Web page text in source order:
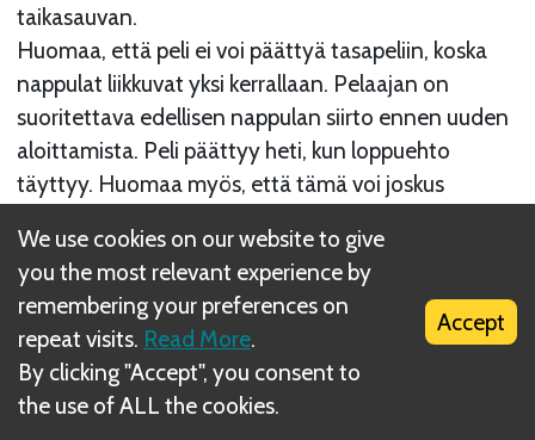
taikasauvan.
Huomaa, että peli ei voi päättyä tasapeliin, koska
nappulat liikkuvat yksi kerrallaan. Pelaajan on
suoritettava edellisen nappulan siirto ennen uuden
aloittamista. Peli päättyy heti, kun loppuehto
täyttyy. Huomaa myös, että tämä voi joskus
virvatuli saavuttaa metsän loppua.
Next
Sääntömuunnelmat
We use cookies on our website to give
you the most relevant experience by
remembering your preferences on
repeat visits. Read More.
By clicking "Accept", you consent to
the use of ALL the cookies.
Accept